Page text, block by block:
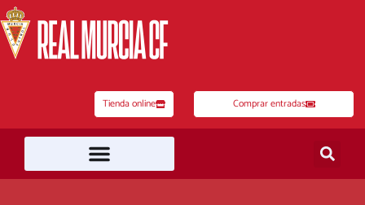
al
contenido
Tienda online Comprar entradas